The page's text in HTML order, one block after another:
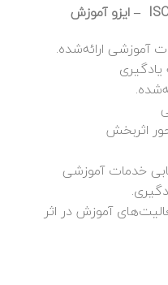
آموزشی ارائه‌شده.
.
اثربخش
خدمات آموزشی
آموزش در اثر